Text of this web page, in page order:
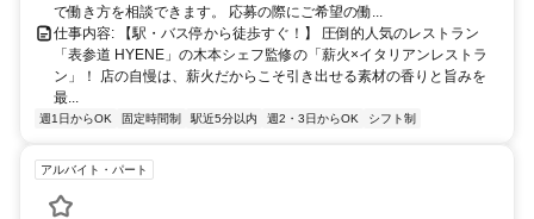
ですしバイク通勤OKです！ ＪＲ山手線の目黒駅からは2分、五反田
駅からは4分で電車通勤でき、ＪＲ埼京線では大崎駅から4分、新宿駅
からで8分で電車通勤できます！ ＪＲ湘南新宿ラインでは渋谷駅から
2分、西大井駅からは8分でスムーズにアクセス可能です！ 東京メト
ロ日比谷線だと中目黒駅（2分）、広尾駅（3分）、六本木駅（6分）
で、 東急東横線だと渋谷駅（2分）、祐天寺駅（4分）、学芸大学駅
で働き方を相談できます。 応募の際にご希望の働...
仕事内容: 【駅・バス停から徒歩すぐ！】 圧倒的人気のレストラン
「表参道 HYENE」の木本シェフ監修の「薪火×イタリアンレストラ
ン」！ 店の自慢は、薪火だからこそ引き出せる素材の香りと旨みを
最...
週1日からOK 固定時間制 駅近5分以内 週2・3日からOK シフト制
アルバイト・パート